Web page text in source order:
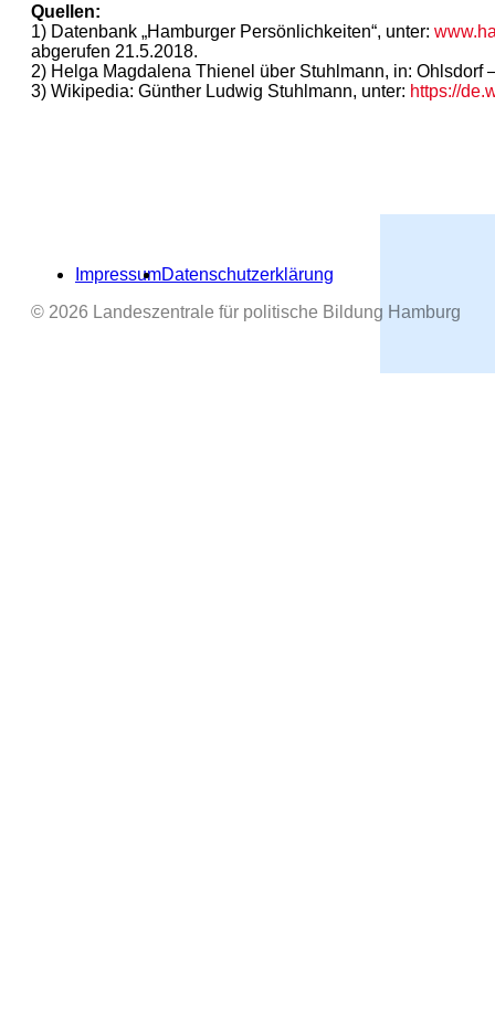
Quellen:
1) Datenbank „Hamburger Persönlichkeiten“, unter:
abgerufen 21.5.2018.
2) Helga Magdalena Thienel über Stuhlmann, in: Ohlsdorf
3) Wikipedia: Günther Ludwig Stuhlmann, unter: https://
ImpressumDatenschutzerklärung
© 2026 Landeszentrale für politische Bildung Hamburg